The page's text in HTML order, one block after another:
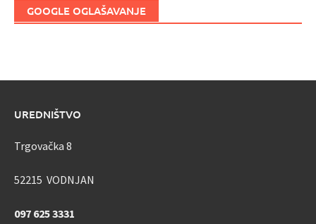
GOOGLE OGLAŠAVANJE
UREDNIŠTVO
Trgovačka 8
52215 VODNJAN
097 625 3331